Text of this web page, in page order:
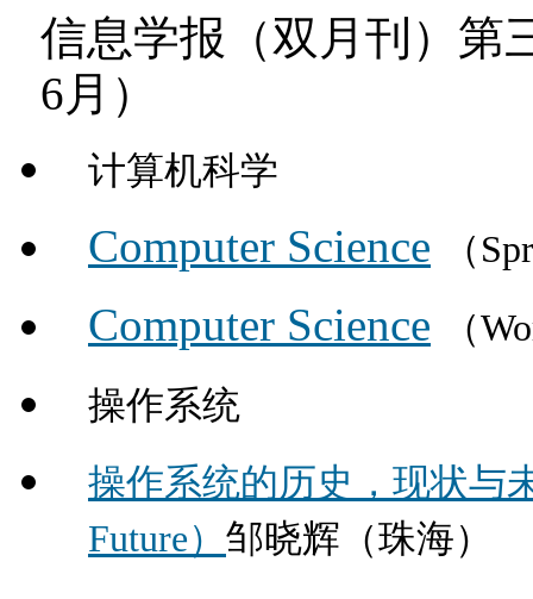
信息学报 （双月刊） 第
6月）
计算机科学
Computer Science （
Computer Science
（
操作系统
操作系统的历史，现状与
Future） 邹晓辉（珠海）